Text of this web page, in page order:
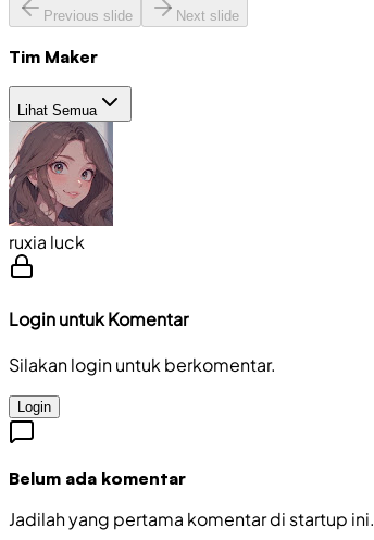
Previous slide Next slide
Tim Maker
Lihat Semua
ruxia luck
Login untuk Komentar
Silakan login untuk berkomentar.
Login
Belum ada komentar
Jadilah yang pertama komentar di startup ini.